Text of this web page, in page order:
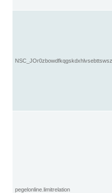
pegelonline.limitrelation